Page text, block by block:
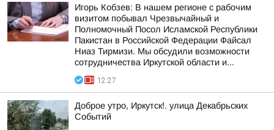
Игорь Кобзев: В нашем регионе с рабочим
визитом побывал Чрезвычайный и
Полномочный Посол Исламской Республики
Пакистан в Российской Федерации Файсал
Ниаз Тирмизи. Мы обсудили возможности
сотрудничества Иркутской области и...
12:27
Доброе утро, Иркутск!. улица Декабрьских
Событий